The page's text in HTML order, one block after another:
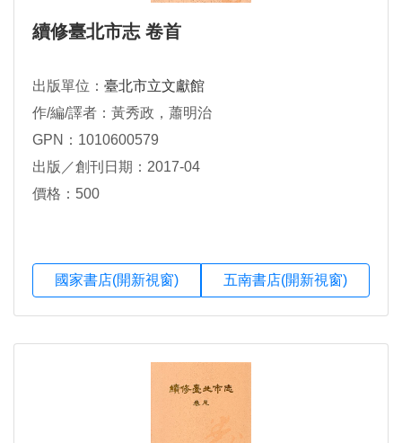
續修臺北市志 卷首
出版單位： 臺北市立文獻館
作/編/譯者：黃秀政，蕭明治
GPN：1010600579
出版／創刊日期：2017-04
價格：500
國家書店(開新視窗) 五南書店(開新視窗)